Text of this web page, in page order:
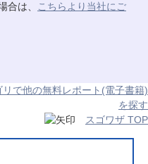
合は、
こちらより当社にご
で他の無料レポート(電子書籍)
を探す
スゴワザ TOP